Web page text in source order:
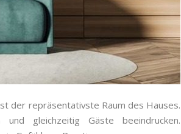
der repräsentativste Raum des Hauses.
gleichzeitig Gäste beeindrucken.